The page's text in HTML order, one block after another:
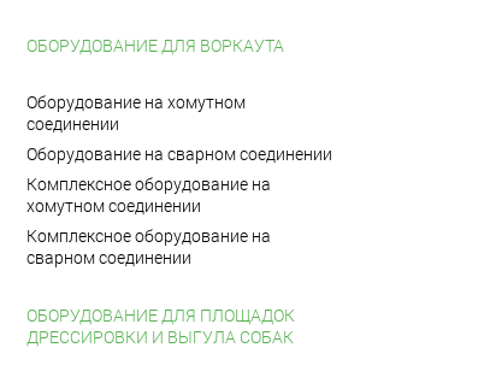
ОБОРУДОВАНИЕ ДЛЯ ВОРКАУТА
Оборудование на хомутном
соединении
Оборудование на сварном соединении
Комплексное оборудование на
хомутном соединении
Комплексное оборудование на
сварном соединении
ОБОРУДОВАНИЕ ДЛЯ ПЛОЩАДОК
ДРЕССИРОВКИ И ВЫГУЛА СОБАК